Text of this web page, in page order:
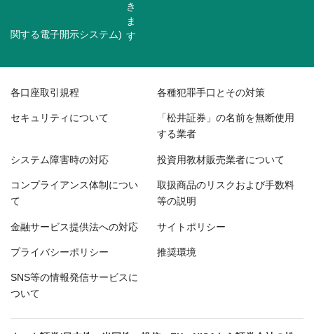
関する電子開示システム)
各口座取引規程 各種犯罪手口とその対策
セキュリティについて 「松井証券」の名前を無断使用
する業者
システム障害時の対応 投資用教材販売業者について
コンプライアンス体制につい
て
取扱商品のリスクおよび手数料
等の説明
金融サービス提供法への対応 サイトポリシー
プライバシーポリシー 推奨環境
SNS等の情報発信サービスに
ついて